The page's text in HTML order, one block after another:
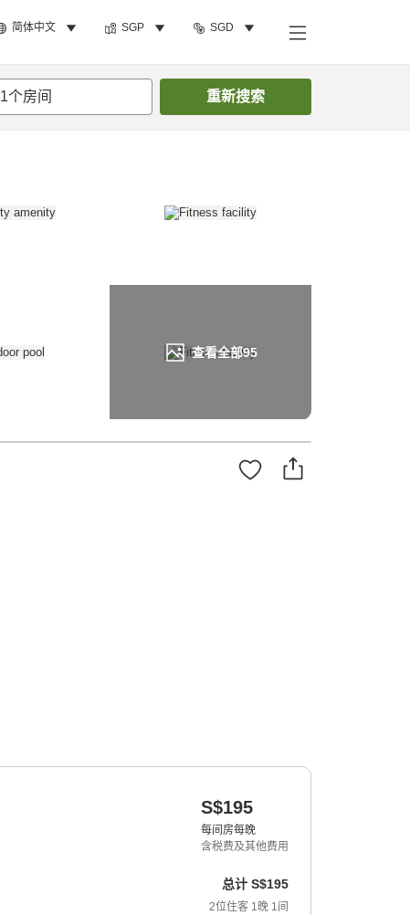
简体中文 SGP SGD
1个房间 重新搜索
查看全部95
搜索客房
S$195
每间房每晚
含税费及其他费用
总计 S$195
2位住客 1晚 1间